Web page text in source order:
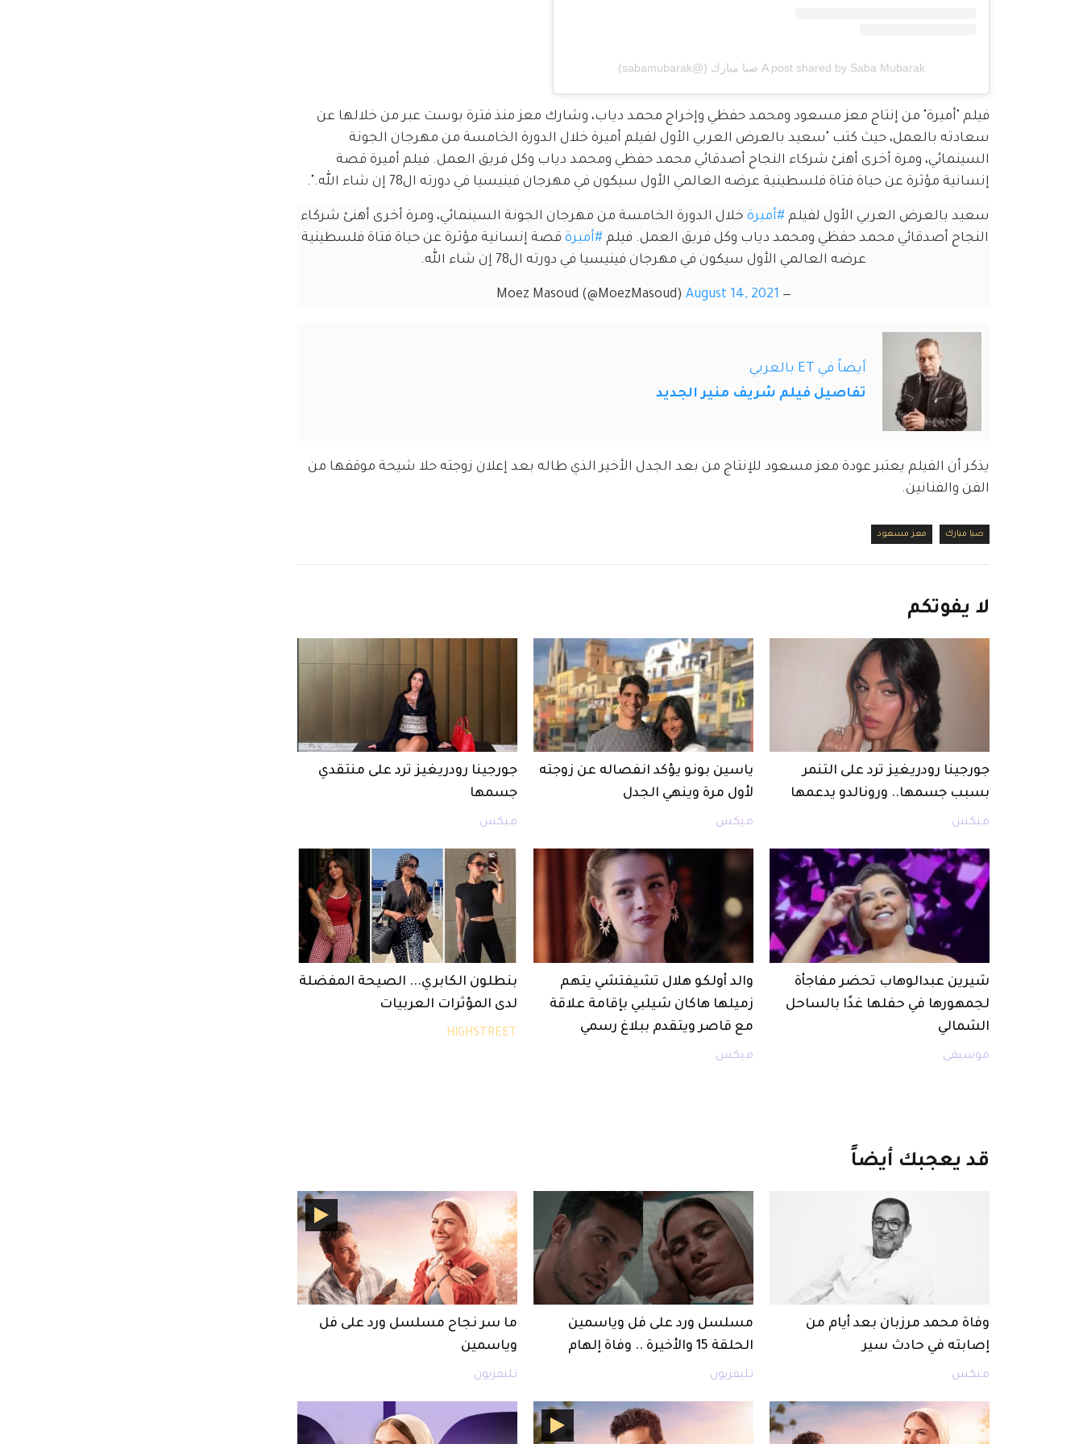
A post shared by Saba Mubarak صبا مبارك (@sabamubarak)
فيلم "أميرة" من إنتاج معز مسعود ومحمد حفظي وإخراج محمد دياب، وشارك معز منذ فترة بوست عبر من خلالها عن
سعادته بالعمل، حيث كتب "سعيد بالعرض العربي الأول لفيلم أميرة خلال الدورة الخامسة من مهرجان الجونة
السينمائي، ومرة أخرى أهنئ شركاء النجاح أصدقائي محمد حفظي ومحمد دياب وكل فريق العمل. فيلم أميرة قصة
إنسانية مؤثرة عن حياة فتاة فلسطينية عرضه العالمي الأول سيكون في مهرجان فينيسيا في دورته ال78 إن شاء الله.".
سعيد بالعرض العربي الأول لفيلم #أميرة خلال الدورة الخامسة من مهرجان الجونة السينمائي، ومرة أخرى أهنئ شركاء
النجاح أصدقائي محمد حفظي ومحمد دياب وكل فريق العمل. فيلم #أميرة قصة إنسانية مؤثرة عن حياة فتاة فلسطينية
عرضه العالمي الأول سيكون في مهرجان فينيسيا في دورته ال78 إن شاء الله.
— Moez Masoud (@MoezMasoud)
August 14, 2021
أيضاً في ET بالعربي
تفاصيل فيلم شريف منير الجديد
يذكر أن الفيلم يعتبر عودة معز مسعود للإنتاج من بعد الجدل الأخير الذي طاله بعد إعلان زوجته حلا شيحة موقفها من
الفن والفنانين.
صبا مبارك معز مسعود
لا يفوتكم
جورجينا رودريغيز ترد على التنمر
بسبب جسمها.. ورونالدو يدعمها
ميكس
ياسين بونو يؤكد انفصاله عن زوجته
لأول مرة وينهي الجدل
ميكس
جورجينا رودريغيز ترد على منتقدي
جسمها
ميكس
شيرين عبدالوهاب تحضر مفاجأة
لجمهورها في حفلها غدًا بالساحل
الشمالي
موسيقى
والد أولكو هلال تشيفتشي يتهم
زميلها هاكان شيلبي بإقامة علاقة
مع قاصر ويتقدم ببلاغ رسمي
ميكس
بنطلون الكابري... الصيحة المفضلة
لدى المؤثرات العربيات
HIGHSTREET
قد يعجبك أيضاً
وفاة محمد مرزبان بعد أيام من
إصابته في حادث سير
ميكس
مسلسل ورد على فل وياسمين
الحلقة 15 والأخيرة .. وفاة إلهام
تليفزيون
ما سر نجاح مسلسل ورد على فل
وياسمين
تليفزيون